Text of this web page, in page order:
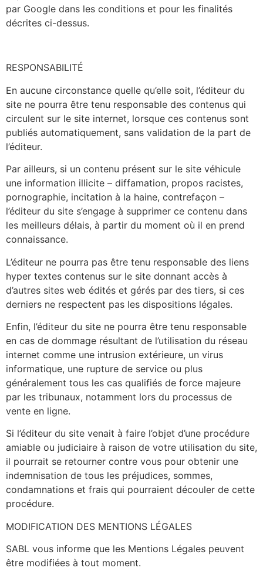
par Google dans les conditions et pour les finalités
décrites ci-dessus.
RESPONSABILITÉ
En aucune circonstance quelle qu’elle soit, l’éditeur du
site ne pourra être tenu responsable des contenus qui
circulent sur le site internet, lorsque ces contenus sont
publiés automatiquement, sans validation de la part de
l’éditeur.
Par ailleurs, si un contenu présent sur le site véhicule
une information illicite – diffamation, propos racistes,
pornographie, incitation à la haine, contrefaçon –
l’éditeur du site s’engage à supprimer ce contenu dans
les meilleurs délais, à partir du moment où il en prend
connaissance.
L’éditeur ne pourra pas être tenu responsable des liens
hyper textes contenus sur le site donnant accès à
d’autres sites web édités et gérés par des tiers, si ces
derniers ne respectent pas les dispositions légales.
Enfin, l’éditeur du site ne pourra être tenu responsable
en cas de dommage résultant de l’utilisation du réseau
internet comme une intrusion extérieure, un virus
informatique, une rupture de service ou plus
généralement tous les cas qualifiés de force majeure
par les tribunaux, notamment lors du processus de
vente en ligne.
Si l’éditeur du site venait à faire l’objet d’une procédure
amiable ou judiciaire à raison de votre utilisation du site,
il pourrait se retourner contre vous pour obtenir une
indemnisation de tous les préjudices, sommes,
condamnations et frais qui pourraient découler de cette
procédure.
MODIFICATION DES MENTIONS LÉGALES
SABL vous informe que les Mentions Légales peuvent
être modifiées à tout moment.